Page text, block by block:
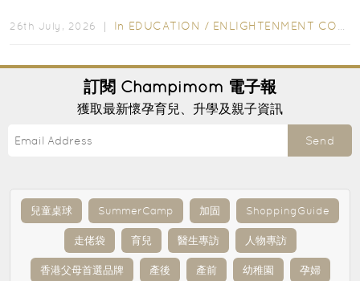
26th July, 2026 ｜ In EDUCATION / ENLIGHTENMENT CORNER
訂閱 Champimom 電子報
獲取最新懷孕育兒、升學及親子資訊
Send
兒童桌球 SummerCamp 加固 ShoppingGuide
走佬袋 育兒 醫生專訪 人物專訪
香港父母首選品牌 產後 產前 幼稚園 孕婦